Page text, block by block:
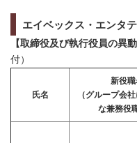
エイベックス・エンタ
【取締役及び執行役員の異動
付）
氏名
新役職
（グループ会
な兼務役